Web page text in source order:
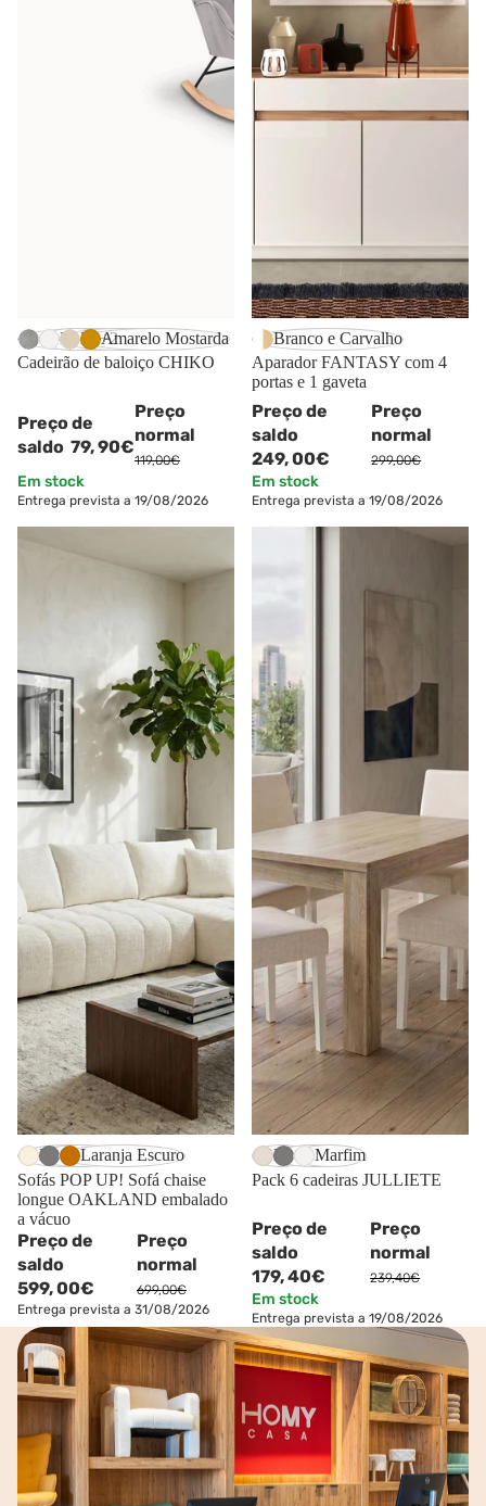
-33%
Cinzento (Veludo)
Marfim
Bege (Veludo)
Amarelo Mostarda
Cadeirão de baloiço CHIKO
Preço de
saldo 79,90€
Preço
normal
119,00€
Em stock
Entrega prevista a 19/08/2026
-17%
Branco e Carvalho
Aparador FANTASY com 4
portas e 1 gaveta
Preço de
saldo
249,00€
Preço
normal
299,00€
Em stock
Entrega prevista a 19/08/2026
-14%
Bege Claro
Cinzento
Laranja Escuro
Sofás POP UP! Sofá chaise
longue OAKLAND embalado
a vácuo
Preço de
saldo
599,00€
Preço
normal
699,00€
Entrega prevista a 31/08/2026
Pack 6 cadeiras JULLIETE
-25%
BegeCinzento
Marfim
Pack 6 cadeiras JULLIETE
Preço de
saldo
179,40€
Preço
normal
239,40€
Em stock
Entrega prevista a 19/08/2026